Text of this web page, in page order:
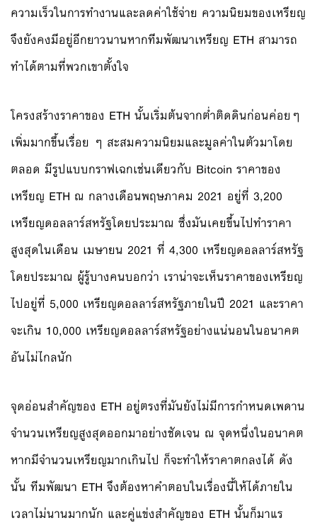
ความเร็วในการทำงานและลดค่าใช้จ่าย ความนิยมของเหรียญ
จึงยังคงมีอยู่อีกยาวนานหากทีมพัฒนาเหรียญ ETH สามารถ
ทำได้ตามที่พวกเขาตั้งใจ
โครงสร้างราคาของ ETH นั้นเริ่มต้นจากต่ำติดดินก่อนค่อยๆ
เพิ่มมากขึ้นเรื่อย ๆ สะสมความนิยมและมูลค่าในตัวมาโดย
ตลอด มีรูปแบบกราฟเฉกเช่นเดียวกับ Bitcoin ราคาของ
เหรียญ ETH ณ กลางเดือนพฤษภาคม 2021 อยู่ที่ 3,200
เหรียญดอลลาร์สหรัฐโดยประมาณ ซึ่งมันเคยขึ้นไปทำราคา
สูงสุดในเดือน เมษายน 2021 ที่ 4,300 เหรียญดอลลาร์สหรัฐ
โดยประมาณ ผู้รู้บางคนบอกว่า เราน่าจะเห็นราคาของเหรียญ
ไปอยู่ที่ 5,000 เหรียญดอลลาร์สหรัฐภายในปี 2021 และราคา
จะเกิน 10,000 เหรียญดอลลาร์สหรัฐอย่างแน่นอนในอนาคต
อันไม่ไกลนัก
จุดอ่อนสำคัญของ ETH อยู่ตรงที่มันยังไม่มีการกำหนดเพดาน
จำนวนเหรียญสูงสุดออกมาอย่างชัดเจน ณ จุดหนึ่งในอนาคต
หากมีจำนวนเหรียญมากเกินไป ก็จะทำให้ราคาตกลงได้ ดัง
นั้น ทีมพัฒนา ETH จึงต้องหาคำตอบในเรื่องนี้ให้ได้ภายใน
เวลาไม่นานมากนัก และคู่แข่งสำคัญของ ETH นั้นก็มาแร